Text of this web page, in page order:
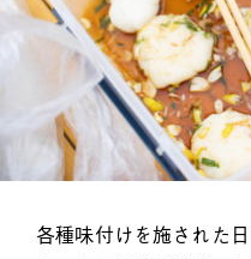
各種味付けを施された